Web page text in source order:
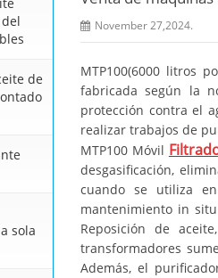
de
sola
November 27,2024.
MTP100(6000 litros
fabricada según la
protección contra el
realizar trabajos de
MTP100 Móvil
desgasificación,
cuando se utiliza
mantenimiento in
Reposición de
transformadores
Además, el